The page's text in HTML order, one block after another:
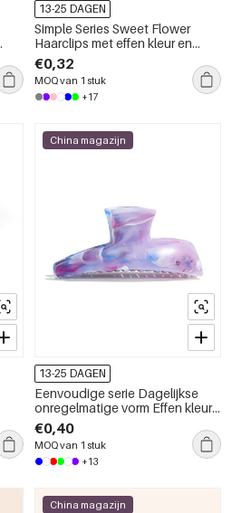
13-25 DAGEN
Simple Series Sweet Flower
Haarclips met effen kleur en
kleurverloop van hars
€0,32
MOQ van 1 stuk
+17
China magazijn
13-25 DAGEN
Eenvoudige serie Dagelijkse
onregelmatige vorm Effen kleur
Verloopkleur Acryl haarclips
€0,40
MOQ van 1 stuk
+13
China magazijn